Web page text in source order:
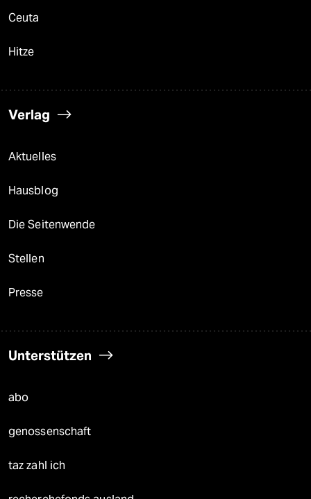
Ceuta
Hitze
Verlag
Aktuelles
Hausblog
Die Seitenwende
Stellen
Presse
Unterstützen
abo
genossenschaft
taz zahl ich